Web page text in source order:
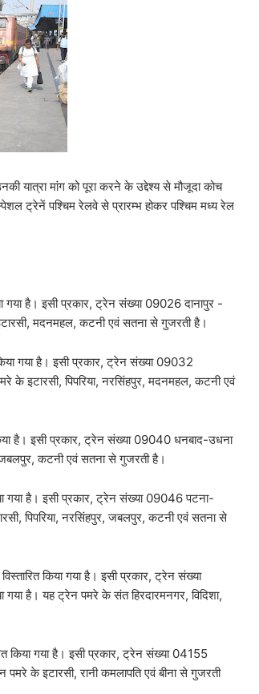
यात्रा मांग को पूरा करने के उद्देश्य से मौजूदा कोच
ट्रेनें पश्चिम रेलवे से प्रारम्भ होकर पश्चिम मध्य रेल
है। इसी प्रकार, ट्रेन संख्‍या 09026 दानापुर -
मदनमहल, कटनी एवं सतना से गुजरती है।
गया है। इसी प्रकार, ट्रेन संख्या 09032
इटारसी, पिपरिया, नरसिंहपुर, मदनमहल, कटनी एवं
है। इसी प्रकार, ट्रेन संख्या 09040 धनबाद-उधना
कटनी एवं सतना से गुजरती है।
है। इसी प्रकार, ट्रेन संख्या 09046 पटना-
पिपरिया, नरसिंहपुर, जबलपुर, कटनी एवं सतना से
किया गया है। इसी प्रकार, ट्रेन संख्या
है। यह ट्रेन पमरे के संत हिरदारमनगर, विदिशा,
गया है। इसी प्रकार, ट्रेन संख्या 04155
के इटारसी, रानी कमलापति एवं बीना से गुजरती